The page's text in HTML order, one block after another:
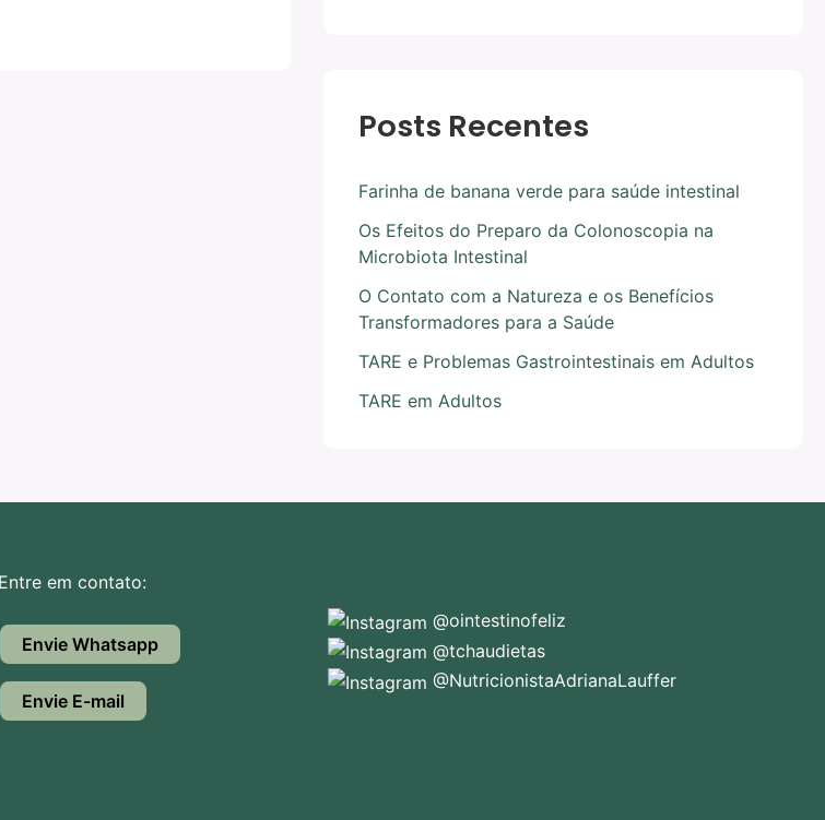
Posts Recentes
Farinha de banana verde para saúde intestinal
Os Efeitos do Preparo da Colonoscopia na
Microbiota Intestinal
O Contato com a Natureza e os Benefícios
Transformadores para a Saúde
TARE e Problemas Gastrointestinais em Adultos
TARE em Adultos
Entre em contato:
Envie Whatsapp
Envie E-mail
@ointestinofeliz
@tchaudietas
@NutricionistaAdrianaLauffer